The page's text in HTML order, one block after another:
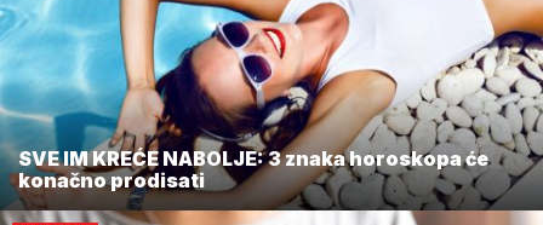
SVE IM KREĆE NABOLJE: 3 znaka horoskopa će
konačno prodisati